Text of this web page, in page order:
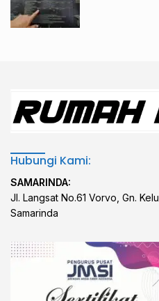
Hubungi Kami:
SAMARINDA:
Jl. Langsat No.61 Vorvo, Gn.
Samarinda